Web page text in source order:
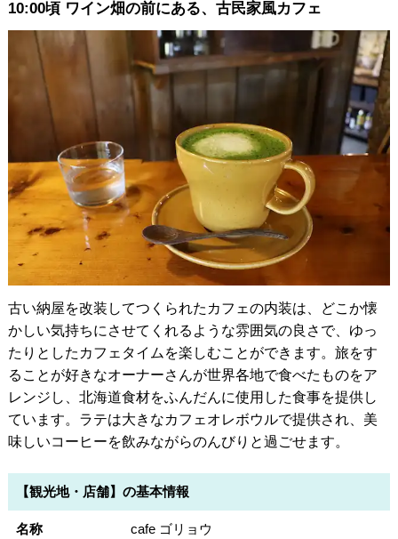
10:00頃 ワイン畑の前にある、古民家風カフェ
古い納屋を改装してつくられたカフェの内装は、どこか懐
かしい気持ちにさせてくれるような雰囲気の良さで、ゆっ
たりとしたカフェタイムを楽しむことができます。旅をす
ることが好きなオーナーさんが世界各地で食べたものをア
レンジし、北海道食材をふんだんに使用した食事を提供し
ています。ラテは大きなカフェオレボウルで提供され、美
味しいコーヒーを飲みながらのんびりと過ごせます。
【観光地・店舗】の基本情報
名称 cafe ゴリョウ